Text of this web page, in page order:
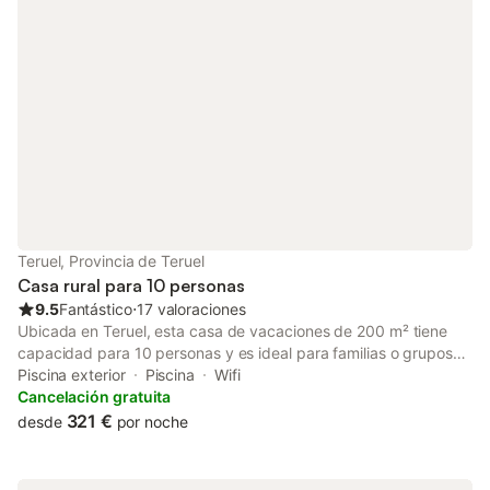
Teruel, Provincia de Teruel
Casa rural para 10 personas
9.5Fantástico⋅17 valoraciones
Ubicada en Teruel, esta casa de vacaciones de 200 m² tiene
capacidad para 10 personas y es ideal para familias o grupos
que buscan una base para realizar actividades al aire libre. La
propiedad es una casa independiente que cuenta con entrada
privada y vistas a la montaña, ofreciendo una distribución
Piscina exterior Piscina
Wifi
Cancelación gratuita
desde 321 € por noche